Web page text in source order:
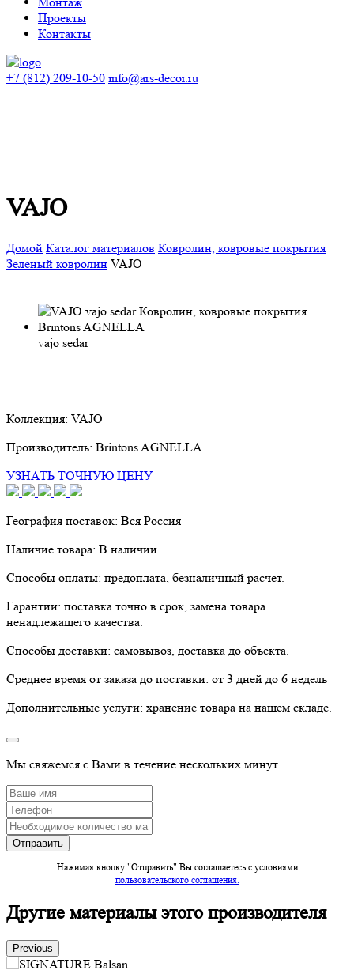
Проекты
Контакты
+7 (812) 209-10-50 info@ars-decor.ru
VAJO
Домой Каталог материалов Ковролин, ковровые покрытия
Зеленый ковролин VAJO
vajo sedar
Коллекция: VAJO
Производитель: Brintons AGNELLA
УЗНАТЬ ТОЧНУЮ ЦЕНУ
География поставок: Вся Россия
Наличие товара: В наличии.
Способы оплаты: предоплата, безналичный расчет.
Гарантии: поставка точно в срок, замена товара
ненадлежащего качества.
Способы доставки: самовывоз, доставка до объекта.
Среднее время от заказа до поставки: от 3 дней до 6 недель
Дополнительные услуги: хранение товара на нашем складе.
Мы свяжемся с Вами в течение нескольких минут
Нажимая кнопку "Отправить" Вы соглашаетесь c условиями
пользовательского соглашения.
Другие материалы этого производителя
Previous